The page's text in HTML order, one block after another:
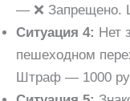
— ❌ Запрещено.
Ситуация 4: Нет
пешеходном
Штраф — 1000